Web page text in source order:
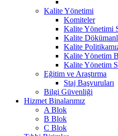
Kalite Yönetimi
Komiteler
Kalite Yönetimi
Kalite
Kalite
Kalite Yönetim
Kalite Yönetim
Eğitim ve Araştırma
Staj Başvuruları
Bilgi Güvenliği
Hizmet Binalarımız
A Blok
B Blok
C Blok